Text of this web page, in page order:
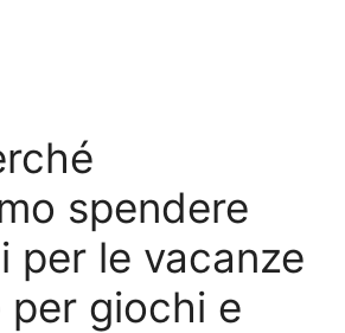
spendere
per le vacanze
per giochi e